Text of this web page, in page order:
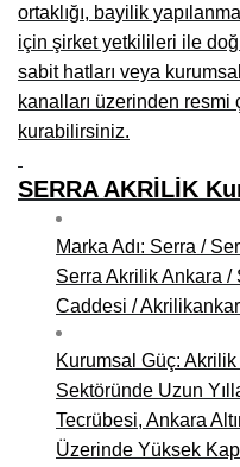
ortaklığı, bayilik
için şirket yetkilileri ile
sabit hatları veya
kanalları üzerinden
kurabilirsiniz.
SERRA AKRİLİK
Marka Adı: Serra /
Serra Akrilik Ankara /
Caddesi /
Kurumsal Güç:
Sektöründe Uzun
Tecrübesi, Ankara
Üzerinde Yüksek